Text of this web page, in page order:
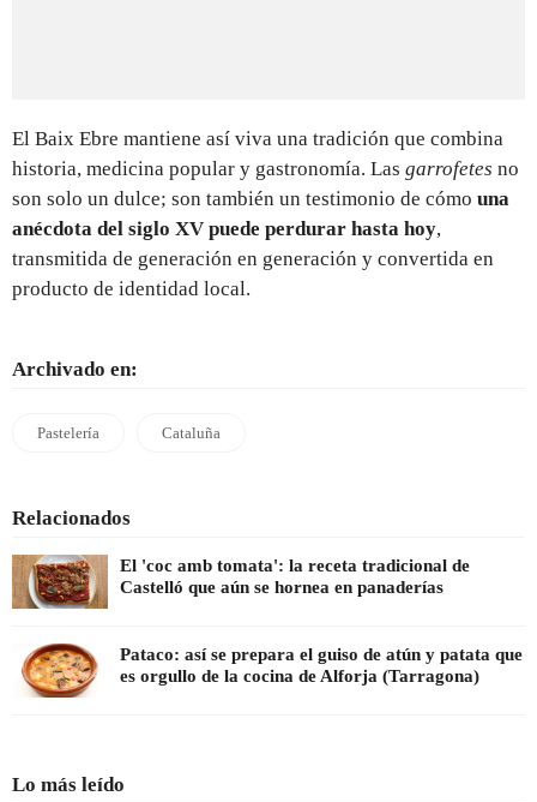
El Baix Ebre mantiene así viva una tradición que combina
historia, medicina popular y gastronomía. Las garrofetes no
son solo un dulce; son también un testimonio de cómo una
anécdota del siglo XV puede perdurar hasta hoy,
transmitida de generación en generación y convertida en
producto de identidad local.
Archivado en:
Pastelería Cataluña
Relacionados
El 'coc amb tomata': la receta tradicional de
Castelló que aún se hornea en panaderías
Pataco: así se prepara el guiso de atún y patata que
es orgullo de la cocina de Alforja (Tarragona)
Lo más leído